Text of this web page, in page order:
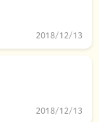
2018/12/13
2018/12/13